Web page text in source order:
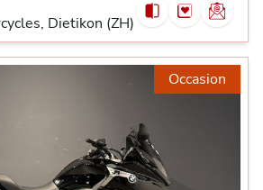
Dietikon (ZH)
Occasion